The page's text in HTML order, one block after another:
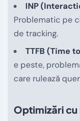
INP
Problematic pe
de tracking.
TTFB (Time
e peste,
care rulează
Optimizări